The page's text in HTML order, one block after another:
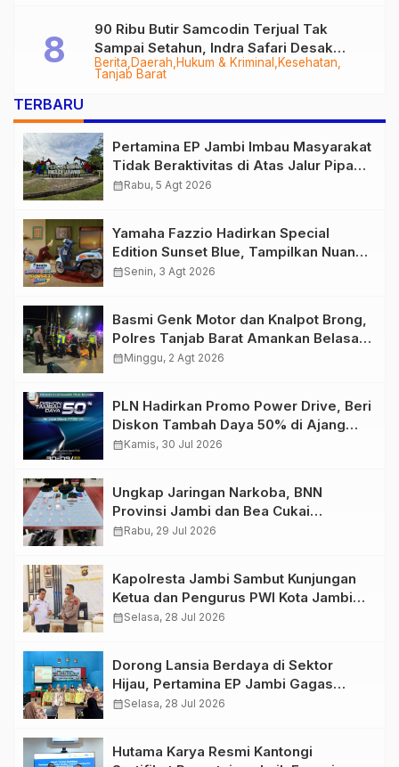
Berita Daerah Hukum & Kriminal
Kesehatan
Tanjab Barat
90 Ribu Butir Samcodin Terjual Tak
Sampai Setahun, Indra Safari Desak
Audit Menyeluruh
TERBARU
Pertamina EP Jambi Imbau Masyarakat
Tidak Beraktivitas di Atas Jalur Pipa
Migas Demi Keselamatan Bersama
calendar_monthRabu, 5 Agt 2026
Yamaha Fazzio Hadirkan Special
Edition Sunset Blue, Tampilkan Nuansa
Retro Summer yang Semakin Skena
calendar_monthSenin, 3 Agt 2026
Basmi Genk Motor dan Knalpot Brong,
Polres Tanjab Barat Amankan Belasan
Kendaraan
calendar_monthMinggu, 2 Agt 2026
PLN Hadirkan Promo Power Drive, Beri
Diskon Tambah Daya 50% di Ajang
GIIAS 2026
calendar_monthKamis, 30 Jul 2026
Ungkap Jaringan Narkoba, BNN
Provinsi Jambi dan Bea Cukai
Amankan Sembilan Pelaku beserta
calendar_monthRabu, 29 Jul 2026
Kapolresta Jambi Sambut Kunjungan
Ketua dan Pengurus PWI Kota Jambi
Perkuat Sinergi dan Kolaborasi
calendar_monthSelasa, 28 Jul 2026
Dorong Lansia Berdaya di Sektor
Hijau, Pertamina EP Jambi Gagas
Lansiapreneur Batik Eco-Print
calendar_monthSelasa, 28 Jul 2026
Hutama Karya Resmi Kantongi